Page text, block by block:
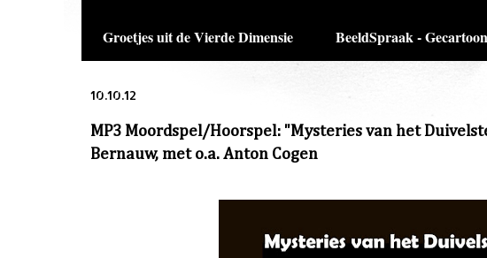
Groetjes uit de Vierde Dimensie BeeldSpraak -
10.10.12
MP3 Moordspel/Hoorspel: "Mysteries van het
Bernauw, met o.a. Anton Cogen